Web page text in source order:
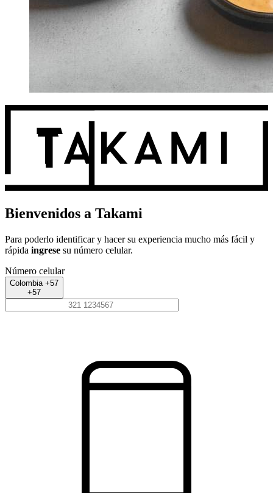
Bienvenidos a Takami
Para poderlo identificar y hacer su experiencia mucho más fácil y
rápida ingrese su número celular.
Número celular
Colombia +57
+57